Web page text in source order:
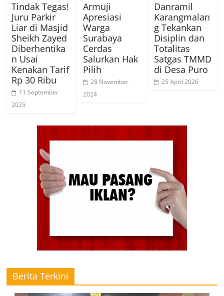
Tindak Tegas!
Juru Parkir
Liar di Masjid
Sheikh Zayed
Diberhentika
n Usai
Kenakan Tarif
Rp 30 Ribu
11 September
2025
Armuji
Apresiasi
Warga
Surabaya
Cerdas
Salurkan Hak
Pilih
28 November
2024
Danramil
Karangmalan
g Tekankan
Disiplin dan
Totalitas
Satgas TMMD
di Desa Puro
25 April 2026
Berita Terkini